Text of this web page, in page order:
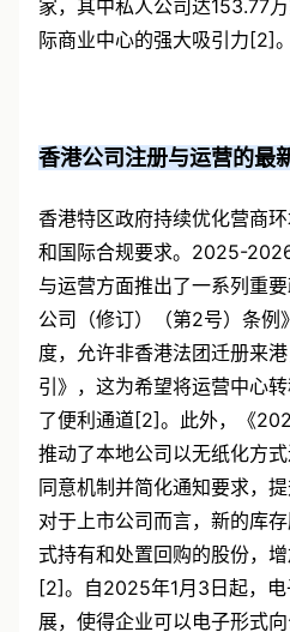
家，其中私人公司达153.77
香港特区政府持续优化营商环
和国际合规要求。2025-
与运营方面推出了一系列重
公司（修订）（第2号）条例
度，允许非香港法团迁册来
引》，这为希望将运营中心
了便利通道[2]。此外，《
推动了本地公司以无纸化方
同意机制并简化通知要求，
对于上市公司而言，新的库存
式持有和处置回购的股份，
[2]。自2025年1月3日起，